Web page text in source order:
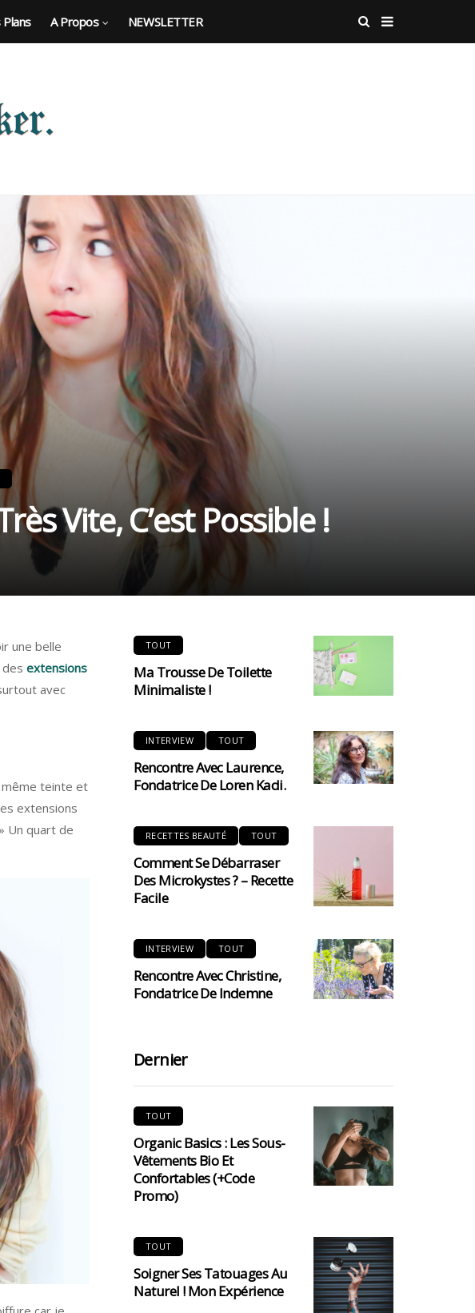
A Propos NEWSLETTER
Vite, C’est Possible !
une belle
extensions
avec
même teinte et
extensions
Un quart de
TOUT
Ma Trousse De Toilette
Minimaliste !
INTERVIEW TOUT
Rencontre Avec Laurence,
Fondatrice De Loren Kadi.
RECETTES BEAUTÉ TOUT
Comment Se Débarraser
Des Microkystes ? – Recette
Facile
INTERVIEW TOUT
Rencontre Avec Christine,
Fondatrice De Indemne
Dernier
TOUT
Organic Basics : Les Sous-
Vêtements Bio Et
Confortables (+code
Promo)
TOUT
Soigner Ses Tatouages Au
Naturel ! Mon Expérience